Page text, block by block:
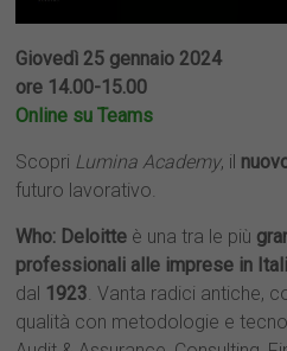
Giovedì 25 gennaio 2024
ore 14.00-15.00
Online su Teams
Scopri Lumina Academy, il
futuro lavorativo.
Who: Deloitte è una tra le più
professionali alle imprese in
dal 1923. Vanta radici antiche,
qualità con metodologie e